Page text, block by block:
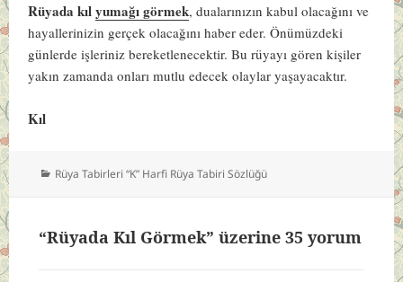
Rüyada kılyumağı görmek, dualarınızın kabul olacağını ve
hayallerinizin gerçek olacağını haber eder. Önümüzdeki
günlerde işleriniz bereketlenecektir. Bu rüyayı gören kişiler
yakın zamanda onları mutlu edecek olaylar yaşayacaktır.
Kıl
Kategoriler
Rüya Tabirleri “K” Harfi Rüya Tabiri Sözlüğü
“Rüyada Kıl Görmek” üzerine 35 yorum